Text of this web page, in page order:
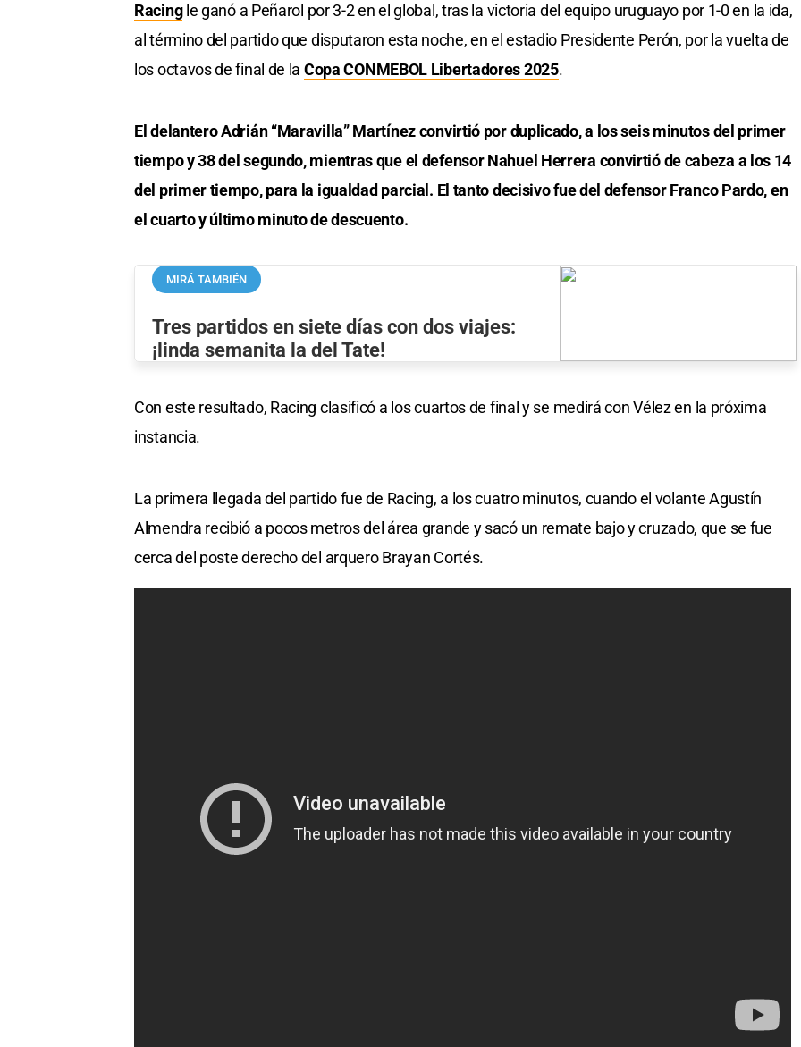
Racingle ganó a Peñarol por 3-2 en el global, tras la victoria del equipo uruguayo por 1-0 en la ida,
al término del partido que disputaron esta noche, en el estadio Presidente Perón, por la vuelta de
los octavos de final de la Copa CONMEBOL Libertadores 2025.
El delantero Adrián “Maravilla” Martínez convirtió por duplicado, a los seis minutos del primer
tiempo y 38 del segundo, mientras que el defensor Nahuel Herrera convirtió de cabeza a los 14
del primer tiempo, para la igualdad parcial. El tanto decisivo fue del defensor Franco Pardo, en
el cuarto y último minuto de descuento.
MIRÁ TAMBIÉN
Tres partidos en siete días con dos viajes:
¡linda semanita la del Tate!
Con este resultado, Racing clasificó a los cuartos de final y se medirá con Vélez en la próxima
instancia.
La primera llegada del partido fue de Racing, a los cuatro minutos, cuando el volante Agustín
Almendra recibió a pocos metros del área grande y sacó un remate bajo y cruzado, que se fue
cerca del poste derecho del arquero Brayan Cortés.